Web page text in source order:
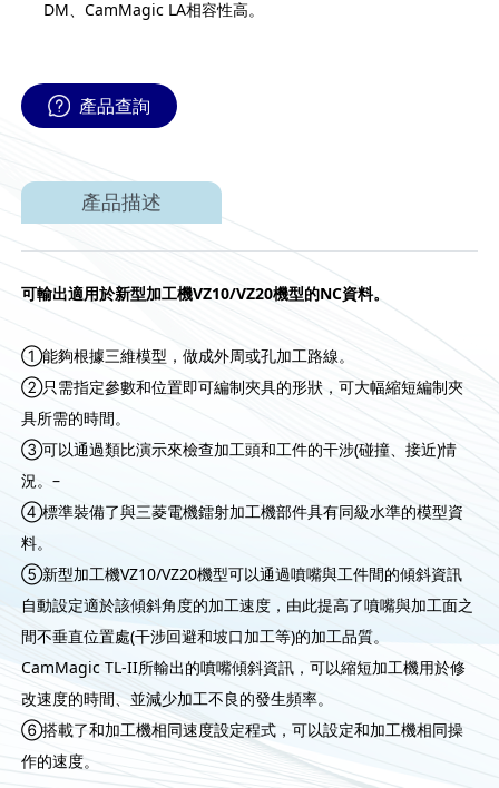
DM、CamMagic LA相容性高。
產品查詢
產品描述
可輸出適用於新型加工機VZ10/VZ20機型的NC資料。
①能夠根據三維模型，做成外周或孔加工路線。
②只需指定參數和位置即可編制夾具的形狀，可大幅縮短編制夾
具所需的時間。
③可以通過類比演示來檢查加工頭和工件的干涉(碰撞、接近)情
況。–
④標準裝備了與三菱電機鐳射加工機部件具有同級水準的模型資
料。
⑤新型加工機VZ10/VZ20機型可以通過噴嘴與工件間的傾斜資訊
自動設定適於該傾斜角度的加工速度，由此提高了噴嘴與加工面之
間不垂直位置處(干涉回避和坡口加工等)的加工品質。
CamMagic TL-II所輸出的噴嘴傾斜資訊，可以縮短加工機用於修
改速度的時間、並減少加工不良的發生頻率。
⑥搭載了和加工機相同速度設定程式，可以設定和加工機相同操
作的速度。